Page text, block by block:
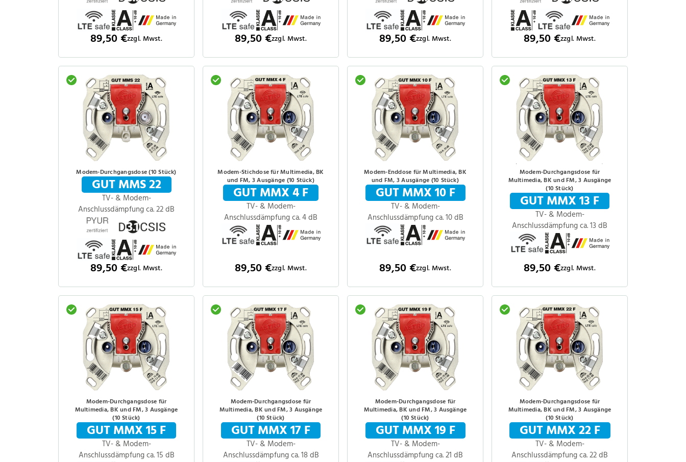
89,50 €zzgl. Mwst. 89,50 €zzgl. Mwst. 89,50 €zzgl. Mwst. 89,50 €zzgl. Mwst.
Modem-Durchgangsdose (10 Stück)
GUT MMS 22
TV- & Modem-
Anschlussdämpfung ca. 22 dB
89,50 €zzgl. Mwst.
Modem-Stichdose für Multimedia, BK
und FM, 3 Ausgänge (10 Stück)
GUT MMX 4 F
TV- & Modem-
Anschlussdämpfung ca. 4 dB
89,50 €zzgl. Mwst.
Modem-Enddose für Multimedia, BK
und FM, 3 Ausgänge (10 Stück)
GUT MMX 10 F
TV- & Modem-
Anschlussdämpfung ca. 10 dB
89,50 €zzgl. Mwst.
Modem-Durchgangsdose für
Multimedia, BK und FM, 3 Ausgänge
(10 Stück)
GUT MMX 13 F
TV- & Modem-
Anschlussdämpfung ca. 13 dB
89,50 €zzgl. Mwst.
Modem-Durchgangsdose für
Multimedia, BK und FM, 3 Ausgänge
(10 Stück)
GUT MMX 15 F
TV- & Modem-
Anschlussdämpfung ca. 15 dB
Modem-Durchgangsdose für
Multimedia, BK und FM, 3 Ausgänge
(10 Stück)
GUT MMX 17 F
TV- & Modem-
Anschlussdämpfung ca. 18 dB
Modem-Durchgangsdose für
Multimedia, BK und FM, 3 Ausgänge
(10 Stück)
GUT MMX 19 F
TV- & Modem-
Anschlussdämpfung ca. 21 dB
Modem-Durchgangsdose für
Multimedia, BK und FM, 3 Ausgänge
(10 Stück)
GUT MMX 22 F
TV- & Modem-
Anschlussdämpfung ca. 22 dB